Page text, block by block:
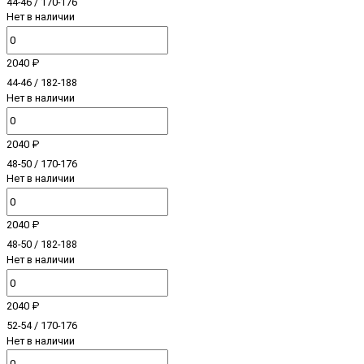
Нет в наличии
2040 ₽
44-46 / 182-188
Нет в наличии
2040 ₽
48-50 / 170-176
Нет в наличии
2040 ₽
48-50 / 182-188
Нет в наличии
2040 ₽
52-54 / 170-176
Нет в наличии